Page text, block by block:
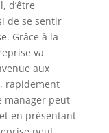
d’être
de se sentir
Grâce à la
va
aux
rapidement
manager peut
en présentant